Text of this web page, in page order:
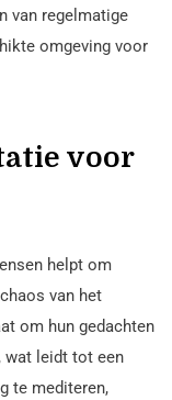
van regelmatige
omgeving voor
voor
helpt om
van het
om hun gedachten
wat leidt tot een
te mediteren,